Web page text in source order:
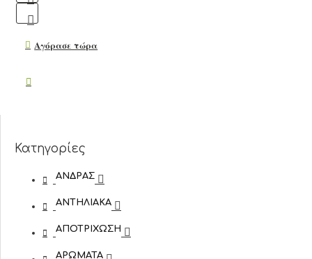
Αγόρασε τώρα
Κατηγορίες
ΆΝΔΡΑΣ
ΑΝΤΗΛΙΑΚΆ
ΑΠΟΤΡΊΧΩΣΗ
ΑΡΏΜΑΤΑ